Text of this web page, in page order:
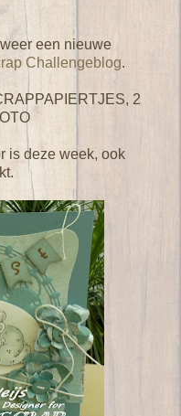
een nieuwe
Challengeblog.
2
is deze week, ook